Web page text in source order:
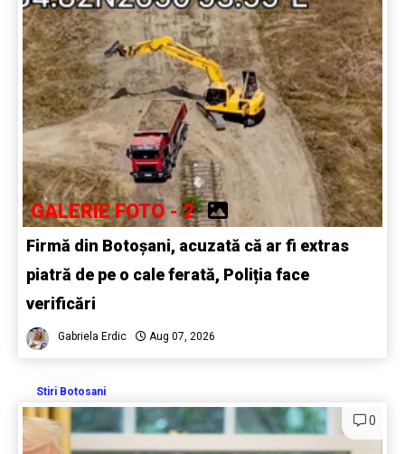
GALERIE FOTO - 2
Firmă din Botoșani, acuzată că ar fi extras
piatră de pe o cale ferată, Poliția face
verificări
Gabriela Erdic Aug 07, 2026
Stiri Botosani
0